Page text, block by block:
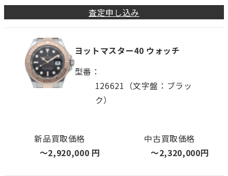
査定申し込み
ヨットマスター40 ウォッチ
型番
126621（文字盤：ブラッ
ク）
新品買取価格
〜2,920,000 円
中古買取価格
〜2,320,000円